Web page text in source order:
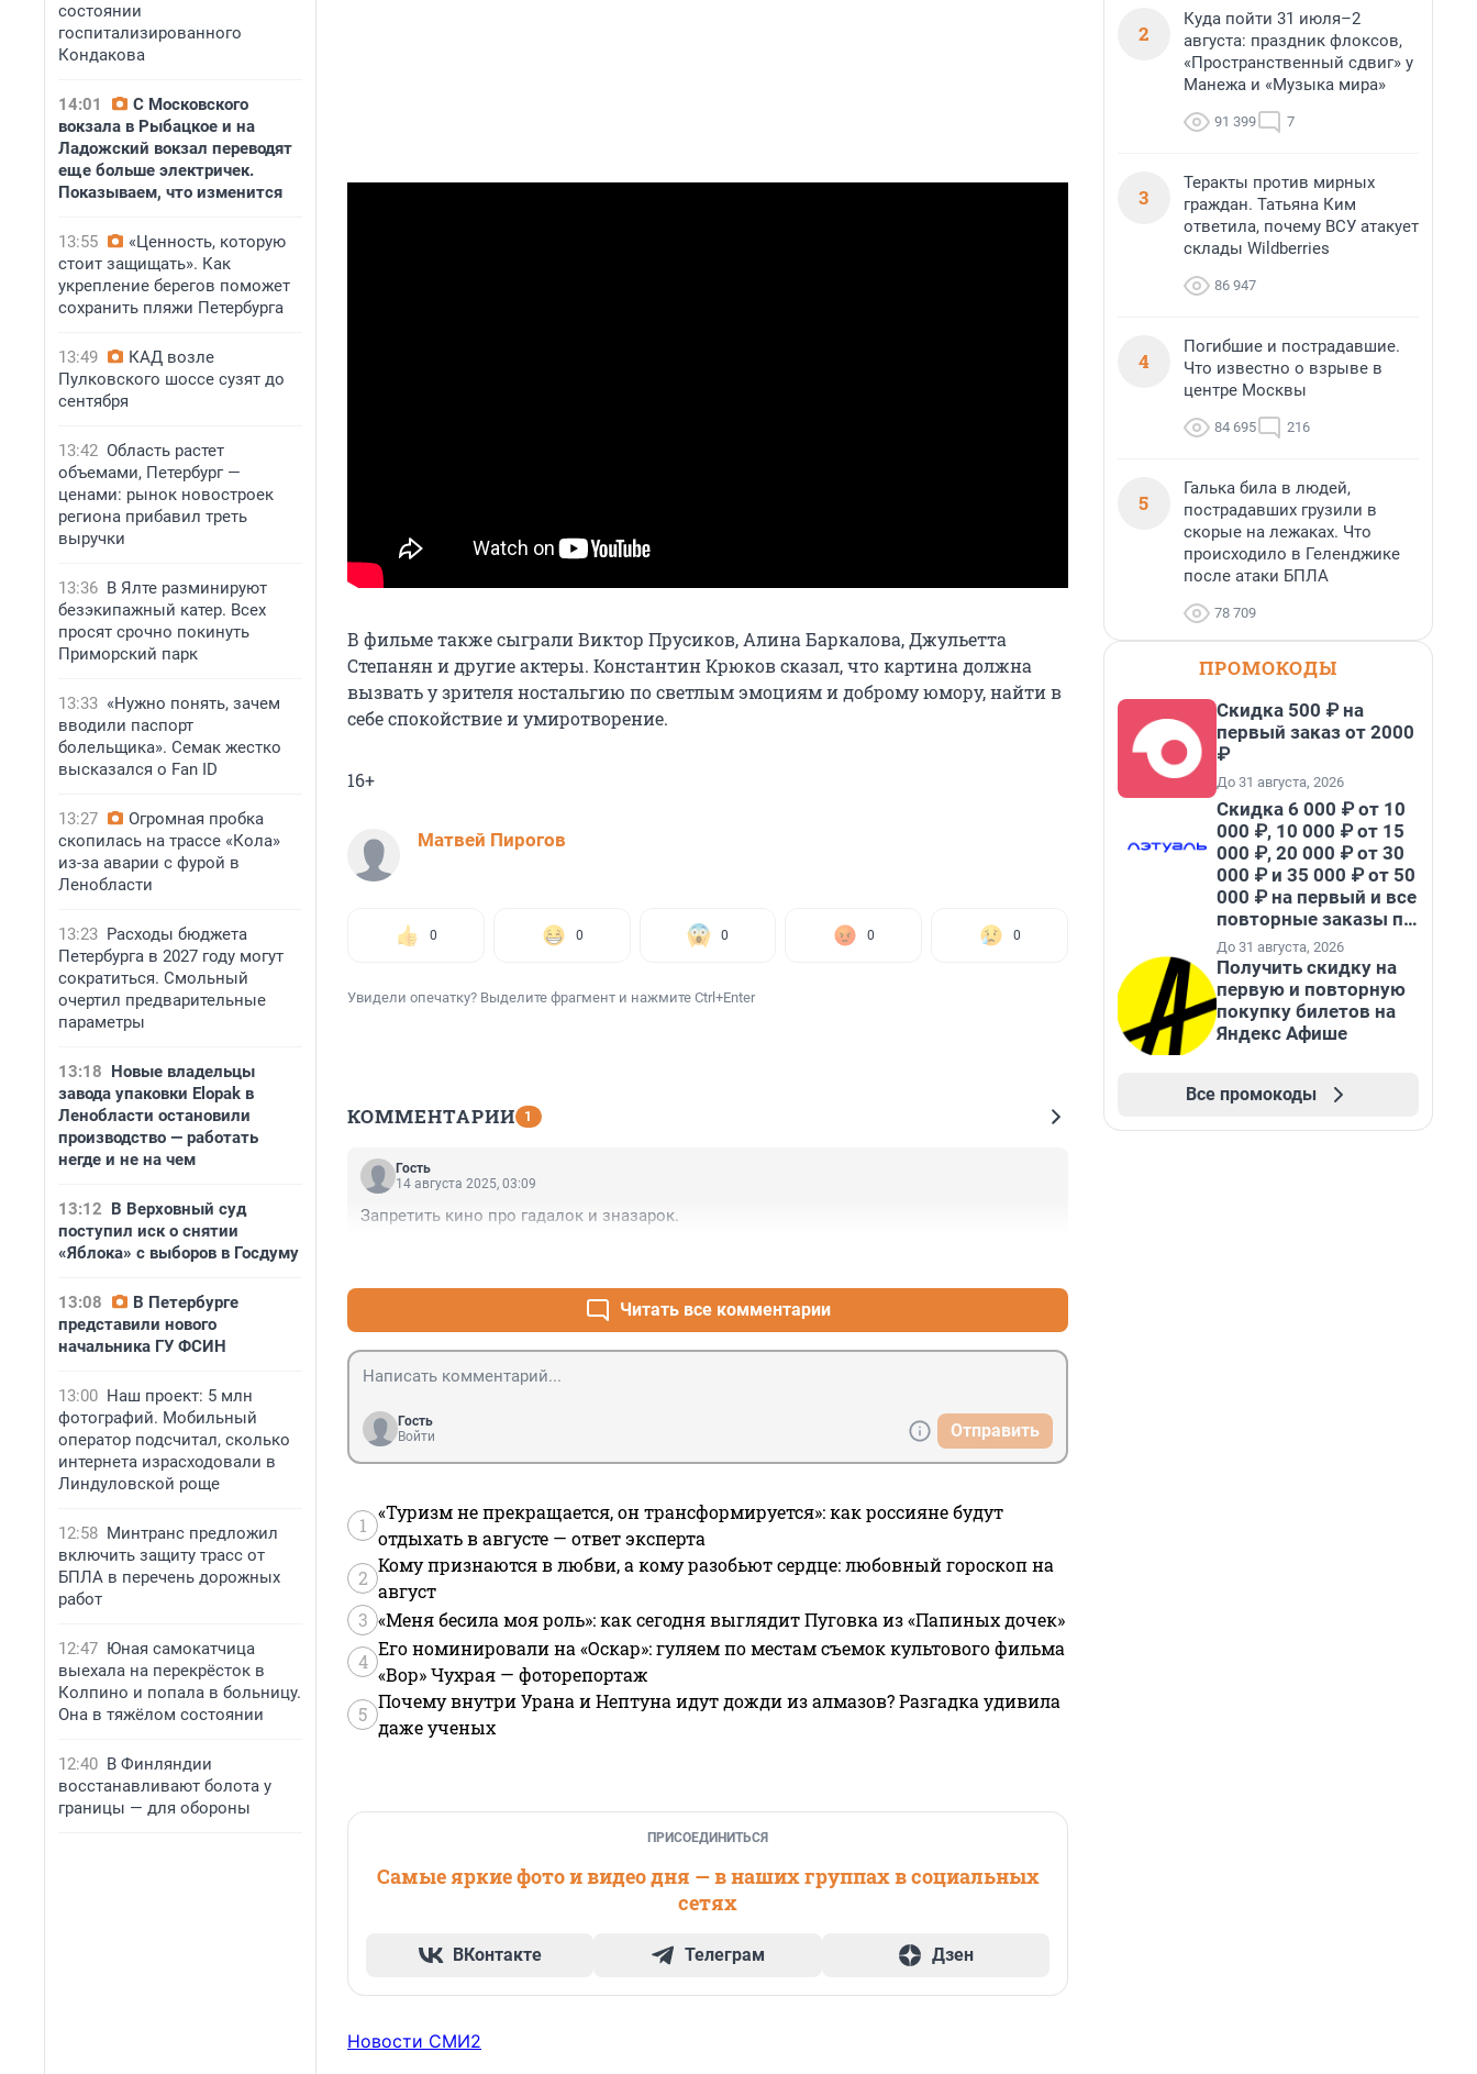
состоянии
госпитализированного
Кондакова
14:01
С Московского
вокзала в Рыбацкое и на
Ладожский вокзал переводят
еще больше электричек.
Показываем, что изменится
13:55
«Ценность, которую
стоит защищать». Как
укрепление берегов поможет
сохранить пляжи Петербурга
13:49
КАД возле
Пулковского шоссе сузят до
сентября
13:42 Область растет
объемами, Петербург —
ценами: рынок новостроек
региона прибавил треть
выручки
13:36 В Ялте разминируют
безэкипажный катер. Всех
просят срочно покинуть
Приморский парк
13:33 «Нужно понять, зачем
вводили паспорт
болельщика». Семак жестко
высказался о Fan ID
13:27
Огромная пробка
скопилась на трассе «Кола»
из-за аварии с фурой в
Ленобласти
13:23 Расходы бюджета
Петербурга в 2027 году могут
сократиться. Смольный
очертил предварительные
параметры
13:18 Новые владельцы
завода упаковки Elopak в
Ленобласти остановили
производство — работать
негде и не на чем
13:12 В Верховный суд
поступил иск о снятии
«Яблока» с выборов в Госдуму
13:08
В Петербурге
представили нового
начальника ГУ ФСИН
13:00 Наш проект: 5 млн
фотографий. Мобильный
оператор подсчитал, сколько
интернета израсходовали в
Линдуловской роще
12:58 Минтранс предложил
включить защиту трасс от
БПЛА в перечень дорожных
работ
12:47 Юная самокатчица
выехала на перекрёсток в
Колпино и попала в больницу.
Она в тяжёлом состоянии
12:40 В Финляндии
восстанавливают болота у
границы — для обороны
В фильме также сыграли Виктор Прусиков, Алина Баркалова, Джульетта
Степанян и другие актеры. Константин Крюков сказал, что картина должна
вызвать у зрителя ностальгию по светлым эмоциям и доброму юмору, найти в
себе спокойствие и умиротворение.
16+
Матвей Пирогов
0 0 0 0 0
Увидели опечатку? Выделите фрагмент и нажмите Ctrl+Enter
КОММЕНТАРИИ 1
Гость
14 августа 2025, 03:09
Запретить кино про гадалок и зназарок.
Читать все комментарии
Гость
Войти
Отправить
1
«Туризм не прекращается, он трансформируется»: как россияне будут
отдыхать в августе — ответ эксперта
2
Кому признаются в любви, а кому разобьют сердце: любовный гороскоп на
август
3 «Меня бесила моя роль»: как сегодня выглядит Пуговка из «Папиных дочек»
4
Его номинировали на «Оскар»: гуляем по местам съемок культового фильма
«Вор» Чухрая — фоторепортаж
5
Почему внутри Урана и Нептуна идут дожди из алмазов? Разгадка удивила
даже ученых
ПРИСОЕДИНИТЬСЯ
Самые яркие фото и видео дня — в наших группах в социальных
сетях
ВКонтакте Телеграм Дзен
Новости СМИ2
2
Куда пойти 31 июля–2
августа: праздник флоксов,
«Пространственный сдвиг» у
Манежа и «Музыка мира»
91 399 7
3
Теракты против мирных
граждан. Татьяна Ким
ответила, почему ВСУ атакует
склады Wildberries
86 947
4
Погибшие и пострадавшие.
Что известно о взрыве в
центре Москвы
84 695 216
5
Галька била в людей,
пострадавших грузили в
скорые на лежаках. Что
происходило в Геленджике
после атаки БПЛА
78 709
ПРОМОКОДЫ
Скидка 500 ₽ на
первый заказ от 2000
₽
До 31 августа, 2026
Скидка 6 000 ₽ от 10
000 ₽, 10 000 ₽ от 15
000 ₽, 20 000 ₽ от 30
000 ₽ и 35 000 ₽ от 50
000 ₽ на первый и все
повторные заказы по
промокоду НАБЕРИ
До 31 августа, 2026
Получить скидку на
первую и повторную
покупку билетов на
Яндекс Афише
Все промокоды